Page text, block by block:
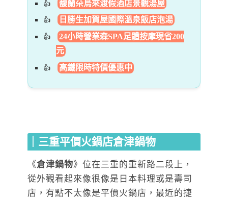
馥蘭朵烏來渡假酒店景觀湯屋
日勝生加賀屋國際溫泉飯店泡湯
24小時營業森SPA足體按摩現省200
元
高鐵限時特價優惠中
｜三重平價火鍋店倉津鍋物
《倉津鍋物》位在三重的重新路二段上，
從外觀看起來像很像是日本料理或是壽司
店，有點不太像是平價火鍋店，最近的捷